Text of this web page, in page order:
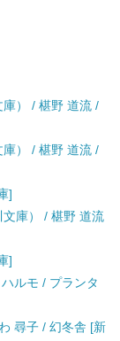
） / 椹野 道流 /
） / 椹野 道流 /
]
庫） / 椹野 道流
]
ルモ / プランタ
尋子 / 幻冬舎 [新